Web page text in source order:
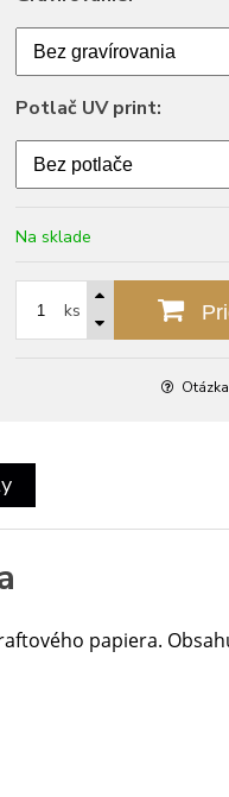
Potlač UV print:
Na sklade
ks
papiera.